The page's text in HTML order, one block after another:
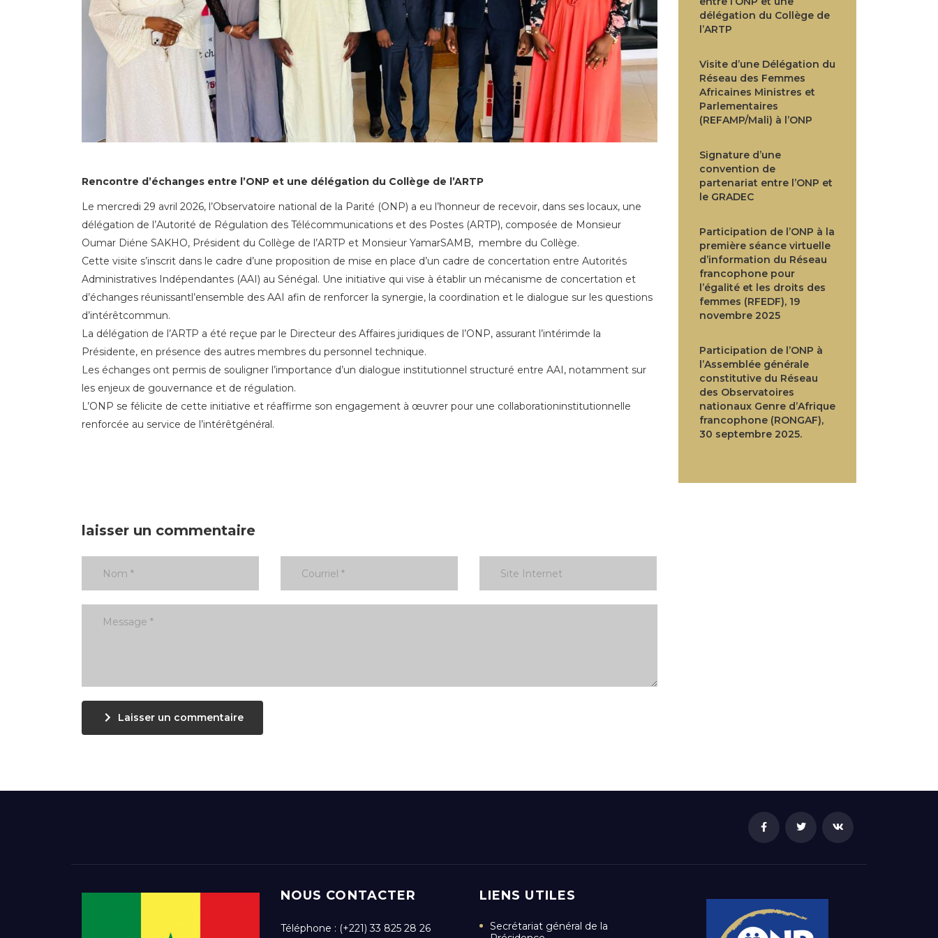
Rencontre d’échanges entre l’ONP et une délégation du Collège de l’ARTP
Le mercredi 29 avril 2026, l’Observatoire national de la Parité (ONP) a eu l’honneur de recevoir, dans ses locaux, une
délégation de l’Autorité de Régulation des Télécommunications et des Postes (ARTP), composée de Monsieur
Oumar Diéne SAKHO, Président du Collège de l’ARTP et Monsieur YamarSAMB, membre du Collège.
Cette visite s’inscrit dans le cadre d’une proposition de mise en place d’un cadre de concertation entre Autorités
Administratives Indépendantes (AAI) au Sénégal. Une initiative qui vise à établir un mécanisme de concertation et
d’échanges réunissantl’ensemble des AAI afin de renforcer la synergie, la coordination et le dialogue sur les questions
d’intérêtcommun.
La délégation de l’ARTP a été reçue par le Directeur des Affaires juridiques de l’ONP, assurant l’intérimde la
Présidente, en présence des autres membres du personnel technique.
Les échanges ont permis de souligner l’importance d’un dialogue institutionnel structuré entre AAI, notamment sur
les enjeux de gouvernance et de régulation.
L’ONP se félicite de cette initiative et réaffirme son engagement à œuvrer pour une collaborationinstitutionnelle
renforcée au service de l’intérêtgénéral.
laisser un commentaire
Laisser un commentaire
délégation du Collège de
l’ARTP
Visite d’une Délégation du
Réseau des Femmes
Africaines Ministres et
Parlementaires
(REFAMP/Mali) à l’ONP
Signature d’une
convention de
partenariat entre l’ONP et
le GRADEC
Participation de l’ONP à la
première séance virtuelle
d’information du Réseau
francophone pour
l’égalité et les droits des
femmes (RFEDF), 19
novembre 2025
Participation de l’ONP à
l’Assemblée générale
constitutive du Réseau
des Observatoires
nationaux Genre d’Afrique
francophone (RONGAF),
30 septembre 2025.
NOUS CONTACTER
Téléphone : (+221) 33 825 28 26
LIENS UTILES
Secrétariat général de la